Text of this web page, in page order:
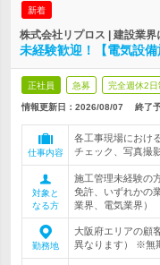
新着
株式会社リプロス | 建設業
未経験歓迎！【電気設
正社員 急募 完全週休2日
情報更新日：2026/08/07 終了
仕事内容
各工事現場におけ
チェック、写真撮
対象と
なる方
施工管理未経験の
免許、いずれかの
業界、電気業界）
勤務地
大阪府エリアの顧
異なります） ※無